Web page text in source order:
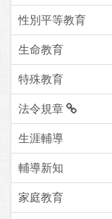
性別平等教育
生命教育
特殊教育
法令規章
生涯輔導
輔導新知
家庭教育